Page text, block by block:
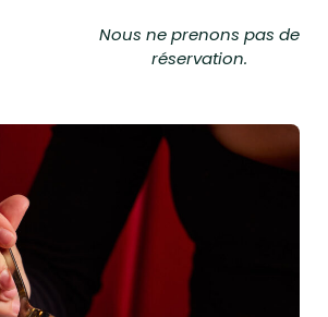
Nous ne prenons pas de
réservation.